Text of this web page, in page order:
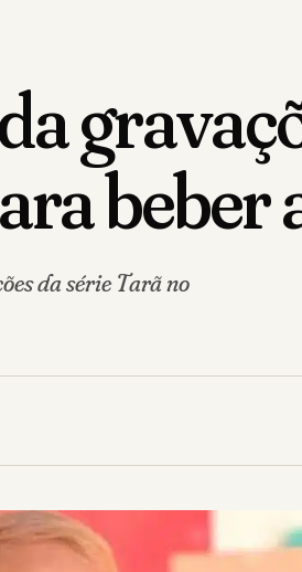
beber
da série Tarã no